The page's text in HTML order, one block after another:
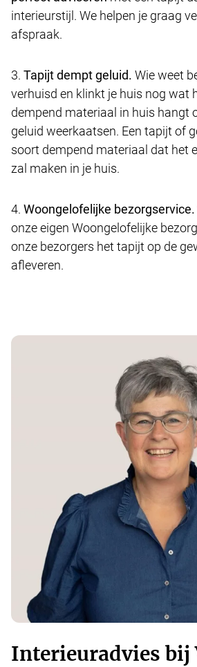
interieurstijl. We helpen je graag
afspraak.
3. Tapijt dempt geluid. Wie weet
verhuisd en klinkt je huis nog wat
dempend materiaal in huis hangt
geluid weerkaatsen. Een tapijt of
soort dempend materiaal dat het
zal maken in je huis.
4. Woongelofelijke bezorgservice.
onze eigen Woongelofelijke
onze bezorgers het tapijt op de
afleveren.
Interieuradvies bij